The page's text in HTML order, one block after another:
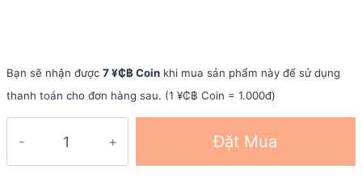
Bạn sẽ nhận được 7 ¥₵฿ Coin khi mua sản phẩm này để sử dụng
thanh toán cho đơn hàng sau. (1 ¥₵฿ Coin = 1.000đ)
Đặt Mua